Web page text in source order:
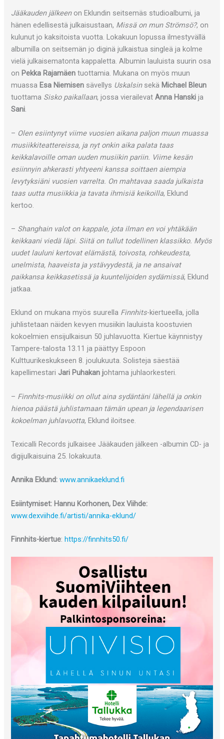
Jääkauden jälkeenon Eklundin seitsemäs studioalbumi, ja
hänen edellisestä julkaisustaan, Missä on mun Strömsö?, on
kulunut jo kaksitoista vuotta. Lokakuun lopussa ilmestyvällä
albumilla on seitsemän jo diginä julkaistua singleä ja kolme
vielä julkaisematonta kappaletta. Albumin lauluista suurin osa
on Pekka Rajamäen tuottamia. Mukana on myös muun
muassa Esa Niemisen sävellys Uskalsinsekä Michael Bleun
tuottama Sisko paikallaan, jossa vierailevatAnna Hanski ja
Sani.
– Olen esiintynyt viime vuosien aikana paljon muun muassa
musiikkiteattereissa, ja nyt onkin aika palata taas
keikkalavoille oman uuden musiikin pariin. Viime kesän
esiinnyin ahkerasti yhtyeeni kanssa soittaen aiempia
levytyksiäni vuosien varrelta. On mahtavaa saada julkaista
taas uutta musiikkia ja tavata ihmisiä keikoilla, Eklund
kertoo.
– Shanghain valot on kappale, jota ilman en voi yhtäkään
keikkaani viedä läpi. Siitä on tullut todellinen klassikko. Myös
uudet lauluni kertovat elämästä, toivosta, rohkeudesta,
unelmista, haaveista ja ystävyydestä, ja ne ansaivat
paikkansa keikkasetissä ja kuuntelijoiden sydämissä, Eklund
jatkaa.
Eklund on mukana myös suurella Finnhits-kiertueella, jolla
juhlistetaan näiden kevyen musiikin lauluista koostuvien
kokoelmien ensijulkaisun 50 juhlavuotta. Kiertue käynnistyy
Tampere-talosta 13.11 ja päättyy Espoon
Kulttuurikeskukseen 8. joulukuuta. Solisteja säestää
kapellimestari Jari Puhakan johtama juhlaorkesteri.
– Finnhits-musiikki on ollut aina sydäntäni lähellä ja onkin
hienoa päästä juhlistamaan tämän upean ja legendaarisen
kokoelman juhlavuotta, Eklund iloitsee.
Texicalli Records julkaisee Jääkauden jälkeen -albumin CD- ja
digijulkaisuina 25. lokakuuta.
Annika Eklund: www.annikaeklund.fi
Esiintymiset: Hannu Korhonen, Dex Viihde:
www.dexviihde.fi/artisti/annika-eklund/
Finnhits-kiertue:https://finnhits50.fi/